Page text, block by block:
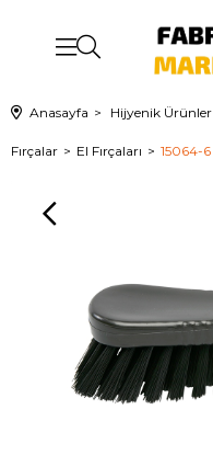
Anasayfa Hijyenik Ürünler
Fırçalar El Fırçaları 15064-6